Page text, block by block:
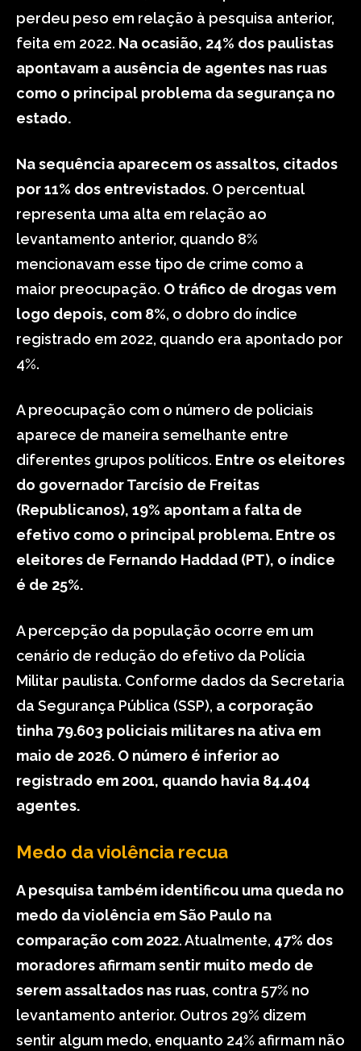
perdeu peso em relação à pesquisa anterior,
feita em 2022. Na ocasião, 24% dos paulistas
apontavam a ausência de agentes nas ruas
como o principal problema da segurança no
estado.
Na sequência aparecem os assaltos, citados
por 11% dos entrevistados. O percentual
representa uma alta em relação ao
levantamento anterior, quando 8%
mencionavam esse tipo de crime como a
maior preocupação. O tráfico de drogas vem
logo depois, com 8%, o dobro do índice
registrado em 2022, quando era apontado por
4%.
A preocupação com o número de policiais
aparece de maneira semelhante entre
diferentes grupos políticos. Entre os eleitores
do governador Tarcísio de Freitas
(Republicanos), 19% apontam a falta de
efetivo como o principal problema. Entre os
eleitores de Fernando Haddad (PT), o índice
é de 25%.
A percepção da população ocorre em um
cenário de redução do efetivo da Polícia
Militar paulista. Conforme dados da Secretaria
da Segurança Pública (SSP), a corporação
tinha 79.603 policiais militares na ativa em
maio de 2026. O número é inferior ao
registrado em 2001, quando havia 84.404
agentes.
Medo da violência recua
A pesquisa também identificou uma queda no
medo da violência em São Paulo na
comparação com 2022. Atualmente, 47% dos
moradores afirmam sentir muito medo de
serem assaltados nas ruas, contra 57% no
levantamento anterior. Outros 29% dizem
sentir algum medo, enquanto 24% afirmam não